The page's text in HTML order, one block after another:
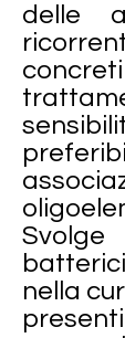
delle
nella